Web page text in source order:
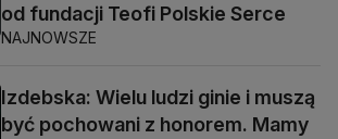
od fundacji Teofi Polskie Serce
NAJNOWSZE
Izdebska: Wielu ludzi ginie i muszą
być pochowani z honorem. Mamy